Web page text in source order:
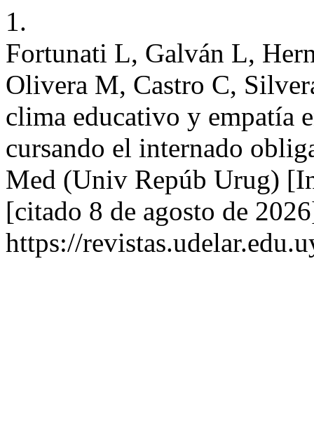
1.
Fortunati L, Galván L,
Olivera M, Castro C,
clima educativo y empatía
cursando el internado
Med (Univ Repúb Urug)
[citado 8 de agosto de
https://